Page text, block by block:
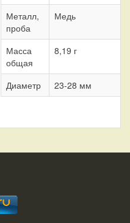
Металл,
проба
Медь
Масса
общая
8,19 г
Диаметр 23-28 мм